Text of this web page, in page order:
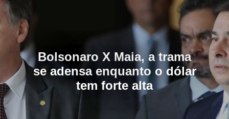
Bolsonaro X Maia, a trama
se adensa enquanto o dólar
tem forte alta